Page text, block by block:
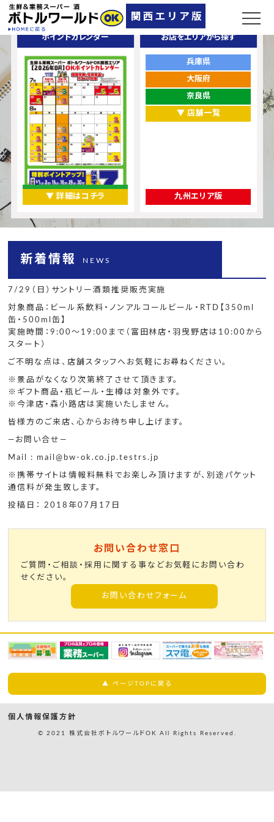
ポイントカレンダー
▼ 詳細はコチラ
お店をエリアから探す
兵庫県
大阪府
奈良県
▼ 店舗一覧
九州エリア版
新着情報 NEWS
7/29 （日）サントリー酒類推奨販売実施
対象商品：ビール系飲料・ノンアルコールビール・ RTD 【350ml
缶・ 500ml缶】
実施時間：9:00～ 19:00 まで（富田林店・羽曳野店は 10:00 から
スタート）
ご不明な点は、店舗スタッフへお気軽にお尋ねください。
※景品がなくなり次第終了させて頂きます。
※ ギフト商品・瓶ビール・生樽は対象外です。
※今津店・森小路店は実施いたしません。
皆様方のご来店、心からお待ち申し上げます。
— お問い合せ—
Mail : mail@bw-ok.co.jp.testrs.jp
※携帯サイトは情報料無料でお楽しみ頂けますが、別途パケット
通信料が発生致します。
投稿日： 2018年07月17日
お問い合わせ窓口
ご質問・ご相談・採用に関する事などお気軽にお問い合わ
せください。
お問い合わせフォーム
▲ ページTOPに戻る
個人情報保護方針
© 2021 株式会社ボトルワールドOK All Rights Reserved.